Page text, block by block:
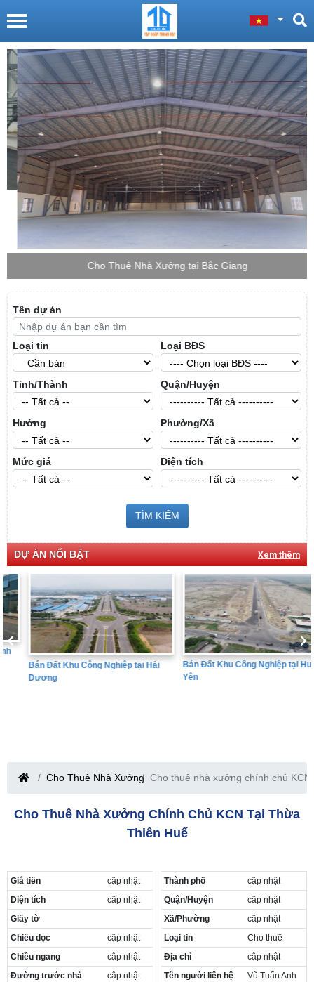
Cho Thuê Nhà Xưởng tại Bắc Giang
Tên dự án
Loại tin Loại BĐS
Tỉnh/Thành Quận/Huyện
Hướng Phường/Xã
Mức giá Diện tích
TÌM KIẾM
DỰ ÁN NỔI BẬT Xem thêm
Bán Đất Khu Công Nghiệp tại Hải
Dương
Bán Đất Khu Công Nghiệp tại Hưng
Cho Thuê Nhà Xưởng Cho thuê nhà xưởng chính chủ
Cho Thuê Nhà Xưởng Chính Chủ KCN Tại Thừa
Thiên Huế
Giá tiền
cập nhật
Diện tích
cập nhật
Giấy tờ
Chiều dọc
cập nhật
Chiều ngang
cập nhật
Đường trước nhà
cập nhật
Thành phố
cập nhật
Quận/Huyện
cập nhật
Xã/Phường
cập nhật
Loại tin
Cho thuê
Địa chỉ
cập nhật
Tên người liên hệ
Vũ Tuấn Anh